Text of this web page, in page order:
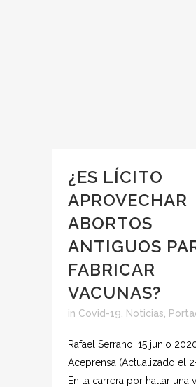
¿ES LÍCITO
APROVECHAR
ABORTOS
ANTIGUOS
FABRICAR
VACUNAS?
in Covid-19 Noticias
Rafael Serrano. 15 junio
Aceprensa (Actualizado el
En la carrera por hallar una